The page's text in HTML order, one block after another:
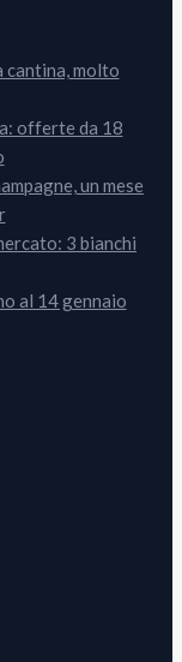
cantina, molto
offerte da 18
un mese
3 bianchi
al 14 gennaio